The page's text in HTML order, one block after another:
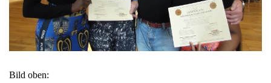
Bild oben: